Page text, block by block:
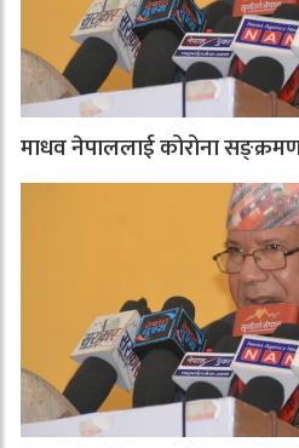
माधव नेपाललाई कोरोना